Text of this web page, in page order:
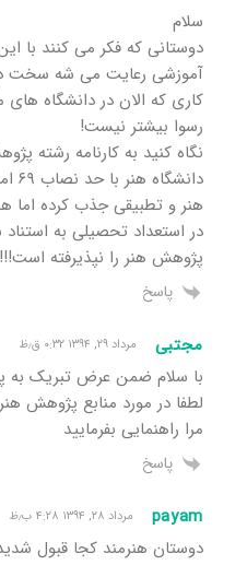
سلام
دوستانی که فکر می کنند با
آموزشی رعایت می شه سخت
کاری که الان در دانشگاه
رسوا بیشتر نیست!
نگاه کنید به کارنامه رشته
در استعداد تحصیلی به
پژوهش هنر را نپذیرفته است!!!
پاسخ
مجتبی مرداد ۲۹, ۱۳۹۴ ۰:۳۲ ق٫ظ
با سلام ضمن عرض تبریک به
لطفا در مورد منابع پژوهش
مرا راهنمایی بفرمایید
پاسخ
payam مرداد ۲۸, ۱۳۹۴ ۴:۲۸ ب٫ظ
دوستان هنرمند کجا قبول